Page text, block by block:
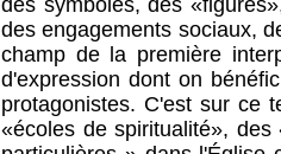
des symboles, des
des engagements sociaux,
champ de la première
d'expression dont on
protagonistes. C'est sur ce
«écoles de spiritualité»,